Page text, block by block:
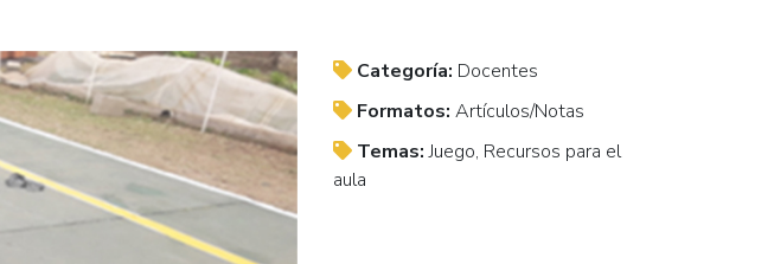
Categoría: Docentes
Formatos: Artículos/Notas
Temas:Juego, Recursos para el
aula